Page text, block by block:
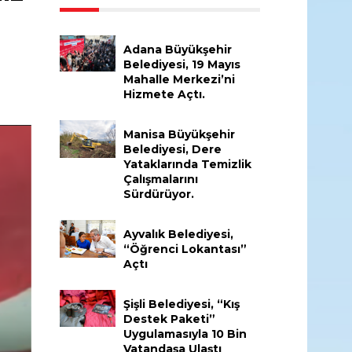
Adana Büyükşehir
Belediyesi, 19 Mayıs
Mahalle Merkezi’ni
Hizmete Açtı.
Manisa Büyükşehir
Belediyesi, Dere
Yataklarında Temizlik
Çalışmalarını
Sürdürüyor.
Ayvalık Belediyesi,
“Öğrenci Lokantası”
Açtı
Şişli Belediyesi, “Kış
Destek Paketi”
Uygulamasıyla 10 Bin
Vatandaşa Ulaştı